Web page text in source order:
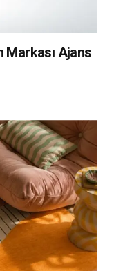
Markası Ajans